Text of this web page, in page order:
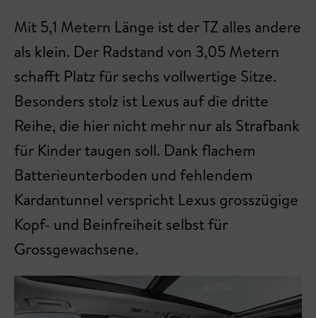
Mit 5,1 Metern Länge ist der TZ alles andere
als klein. Der Radstand von 3,05 Metern
schafft Platz für sechs vollwertige Sitze.
Besonders stolz ist Lexus auf die dritte
Reihe, die hier nicht mehr nur als Strafbank
für Kinder taugen soll. Dank flachem
Batterieunterboden und fehlendem
Kardantunnel verspricht Lexus grosszügige
Kopf- und Beinfreiheit selbst für
Grossgewachsene.